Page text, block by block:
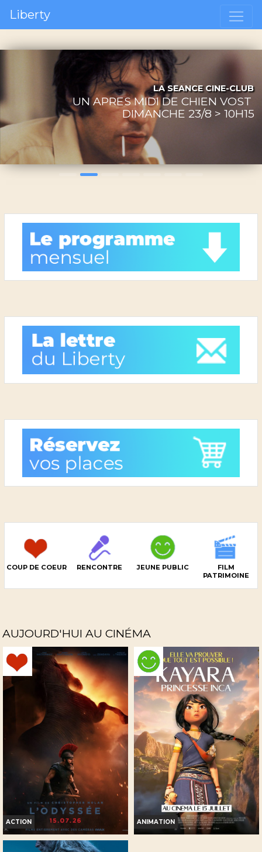
Liberty
LA SEANCE CINE-CLUB
UN APRES MIDI DE CHIEN VOST
DIMANCHE 23/8 > 10H15
COUP DE COEUR RENCONTRE JEUNE PUBLIC
FILM
PATRIMOINE
AUJOURD'HUI AU CINÉMA
ACTION
L'ODYSSÉE
ANIMATION